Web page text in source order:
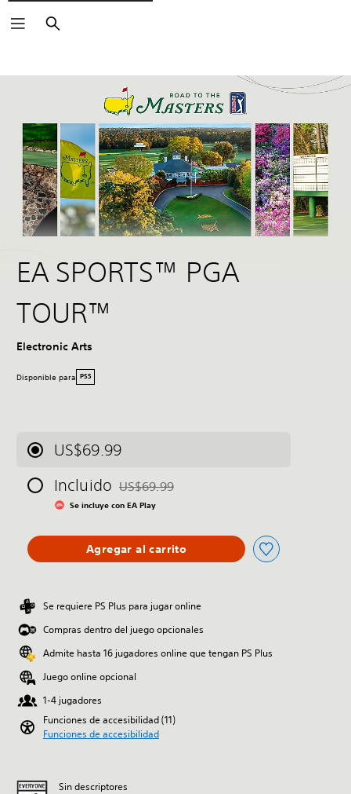
Buscar
EA SPORTS™ PGA
TOUR™
Electronic Arts
Disponible para PS5
US$69.99
Incluido Rebajado del precio original de US$69.99
US$69.99
Se incluye con EA Play
Agregar al carrito
Se requiere PS Plus para jugar online
Compras dentro del juego opcionales
Admite hasta 16 jugadores online que tengan PS Plus
Juego online opcional
1-4 jugadores
Funciones de accesibilidad (11)
Funciones de accesibilidad
Sin descriptores